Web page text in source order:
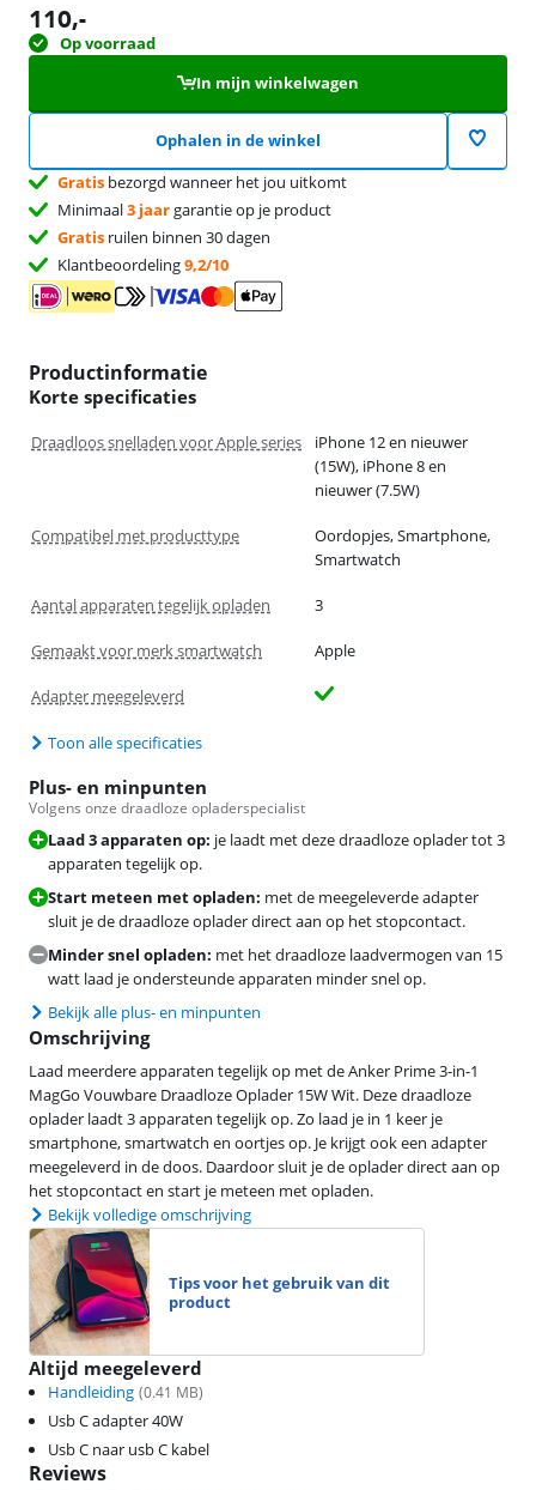
110,-
Op voorraad
In mijn winkelwagen
Ophalen in de winkel
Gratis bezorgd wanneer het jou uitkomt
Minimaal3 jaargarantie op je product
Gratis ruilen binnen 30 dagen
Klantbeoordeling9,2/10
Productinformatie
Korte specificaties
Draadloos snelladen voor Apple series
iPhone 12 en nieuwer
(15W), iPhone 8 en
nieuwer (7.5W)
Compatibel met producttype
Oordopjes, Smartphone,
Smartwatch
Aantal apparaten tegelijk opladen 3
Gemaakt voor merk smartwatch Apple
Adapter meegeleverd
Toon alle specificaties
Plus- en minpunten
Volgens onze draadloze opladerspecialist
Laad 3 apparaten op: je laadt met deze draadloze oplader tot 3
apparaten tegelijk op.
Start meteen met opladen: met de meegeleverde adapter
sluit je de draadloze oplader direct aan op het stopcontact.
Minder snel opladen: met het draadloze laadvermogen van 15
watt laad je ondersteunde apparaten minder snel op.
Bekijk alle plus- en minpunten
Omschrijving
Laad meerdere apparaten tegelijk op met de Anker Prime 3-in-1
MagGo Vouwbare Draadloze Oplader 15W Wit. Deze draadloze
oplader laadt 3 apparaten tegelijk op. Zo laad je in 1 keer je
smartphone, smartwatch en oortjes op. Je krijgt ook een adapter
meegeleverd in de doos. Daardoor sluit je de oplader direct aan op
het stopcontact en start je meteen met opladen.
Bekijk volledige omschrijving
Tips voor het gebruik van dit
product
Altijd meegeleverd
Handleiding (0.41 MB)
Usb C adapter 40W
Usb C naar usb C kabel
Reviews